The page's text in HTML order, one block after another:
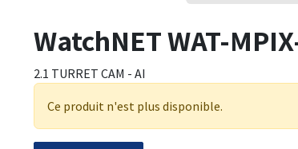
WatchNET WAT-
2.1 TURRET CAM - AI
Ce produit n'est plus disponible.